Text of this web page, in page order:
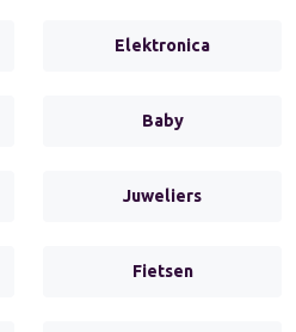
Elektronica
Baby
Juweliers
Fietsen